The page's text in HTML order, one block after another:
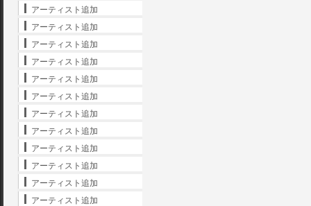
アーティスト追加
アーティスト追加
アーティスト追加
アーティスト追加
アーティスト追加
アーティスト追加
アーティスト追加
アーティスト追加
アーティスト追加
アーティスト追加
アーティスト追加
アーティスト追加